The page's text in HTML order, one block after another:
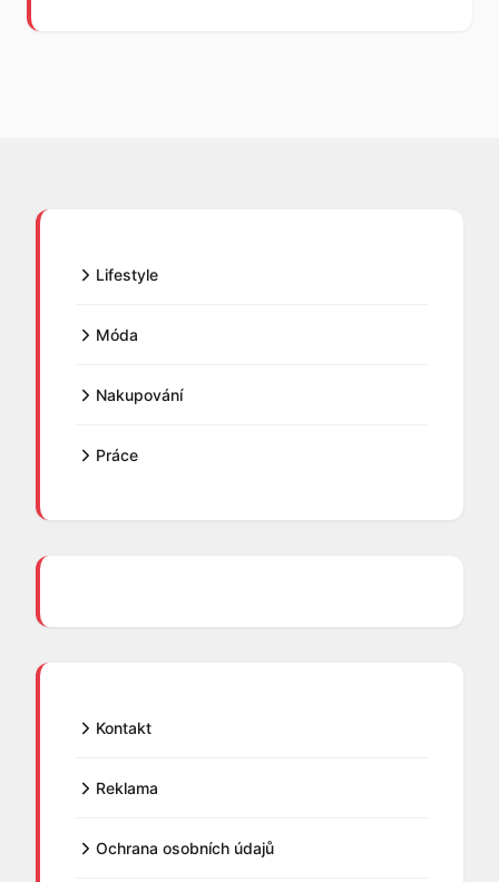
Lifestyle
Móda
Nakupování
Práce
Kontakt
Reklama
Ochrana osobních údajů